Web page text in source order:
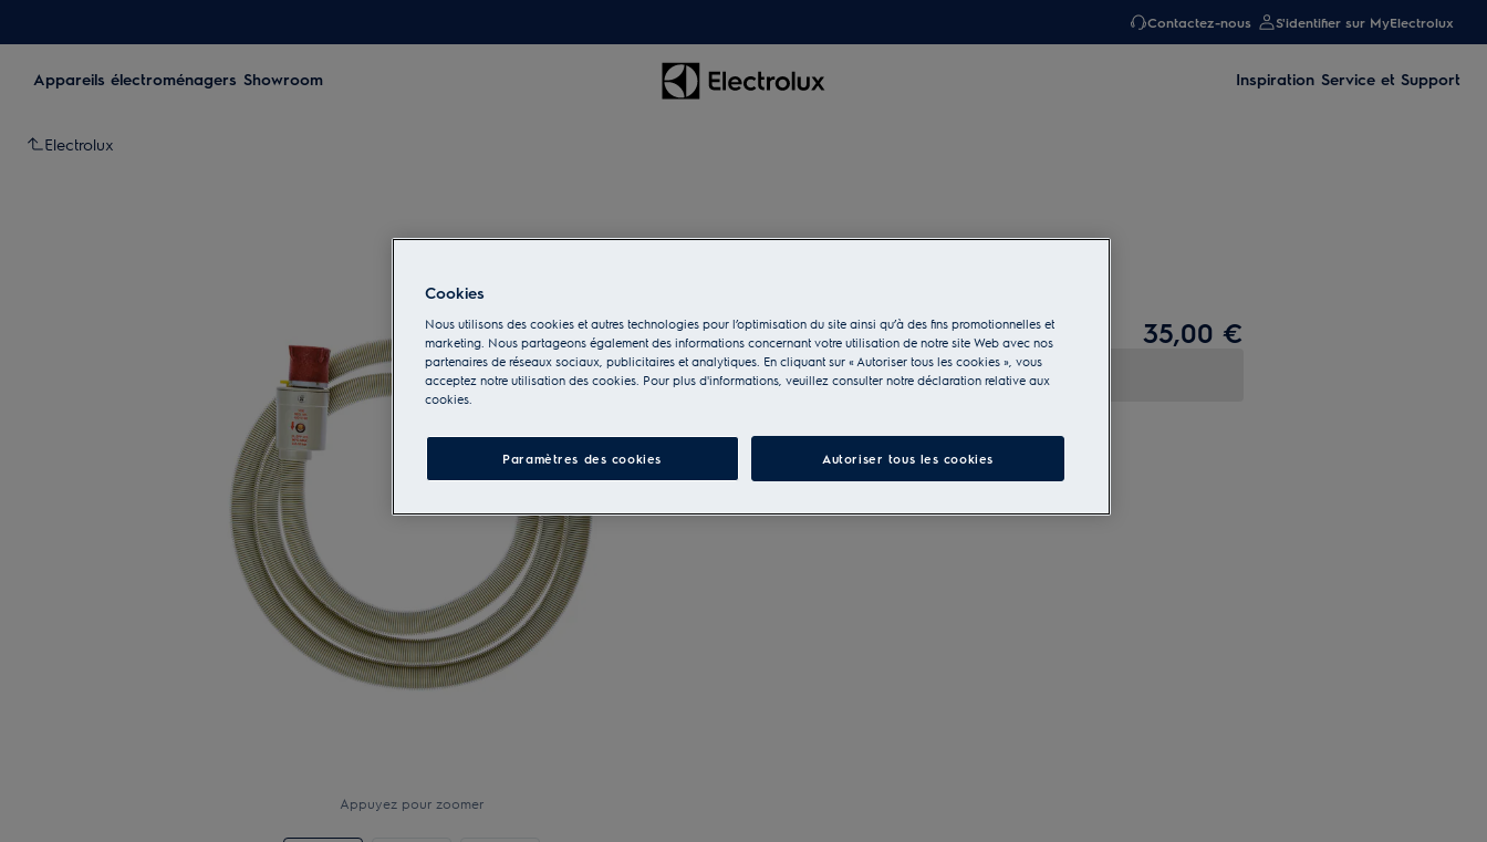
Contactez-nous S'identifier sur MyElectrolux
Appareils électroménagers Showroom Inspiration Service et Support
Electrolux
Appuyez pour zoomer
E2WIS150A
35,00 €
Cookies
Nous utilisons des cookies et autres technologies pour l’optimisation du site ainsi qu’à des fins promotionnelles et
marketing. Nous partageons également des informations concernant votre utilisation de notre site Web avec nos
partenaires de réseaux sociaux, publicitaires et analytiques. En cliquant sur « Autoriser tous les cookies », vous
acceptez notre utilisation des cookies. Pour plus d'informations, veuillez consulter notre déclaration relative aux
cookies.
Paramètres des cookies Autoriser tous les cookies